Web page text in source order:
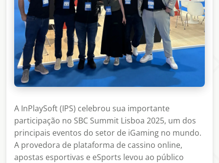
A InPlaySoft (IPS) celebrou sua importante
participação no SBC Summit Lisboa 2025, um dos
principais eventos do setor de iGaming no mundo.
A provedora de plataforma de cassino online,
apostas esportivas e eSports levou ao público